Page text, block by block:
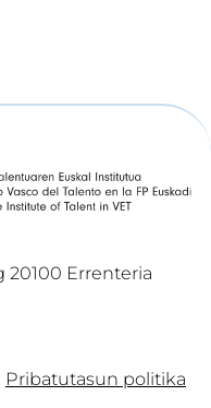
20100 Errenteria
Pribatutasun politika